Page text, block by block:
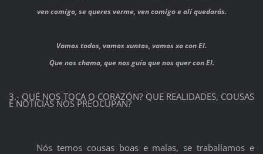
ven comigo, se queres verme, ven comigo e alí quedarás.
Vamos todos, vamos xuntos, vamos xa con El.
Que nos chama, que nos guía que nos quer con El.
3.- QUÉ NOS TOCA O CORAZÓN? QUE REALIDADES, COUSAS
E NOTICIAS NOS PREOCUPAN?
Nós temos cousas boas e malas, se traballamos e